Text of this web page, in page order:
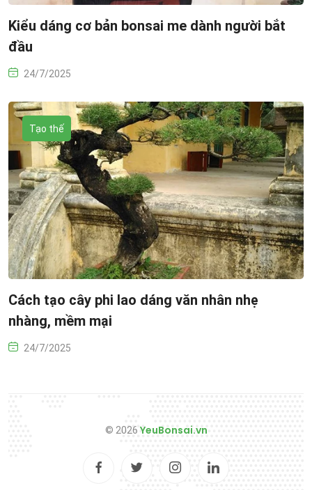
Kiểu dáng cơ bản bonsai me dành người bắt
đầu
24/7/2025
Tạo thế
Cách tạo cây phi lao dáng văn nhân nhẹ
nhàng, mềm mại
24/7/2025
© 2026 YeuBonsai.vn